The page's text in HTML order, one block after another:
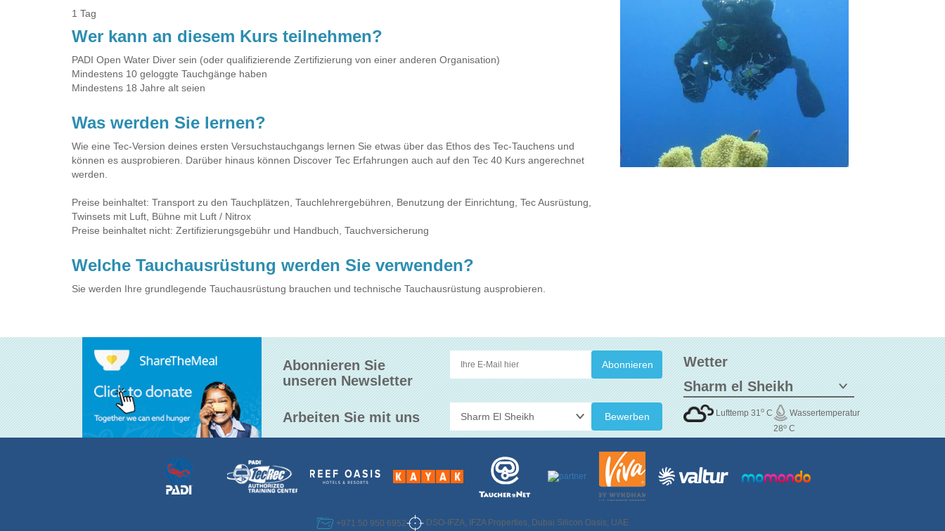
1 Tag
Wer kann an diesem Kurs teilnehmen?
PADI Open Water Diver sein (oder qualifizierende Zertifizierung von einer anderen Organisation)
Mindestens 10 geloggte Tauchgänge haben
Mindestens 18 Jahre alt seien
Was werden Sie lernen?
Wie eine Tec-Version deines ersten Versuchstauchgangs lernen Sie etwas über das Ethos des Tec-Tauchens und
können es ausprobieren. Darüber hinaus können Discover Tec Erfahrungen auch auf den Tec 40 Kurs angerechnet
werden.
Preise beinhaltet: Transport zu den Tauchplätzen, Tauchlehrergebühren, Benutzung der Einrichtung, Tec Ausrüstung,
Twinsets mit Luft, Bühne mit Luft / Nitrox
Preise beinhaltet nicht: Zertifizierungsgebühr und Handbuch, Tauchversicherung
Welche Tauchausrüstung werden Sie verwenden?
Sie werden Ihre grundlegende Tauchausrüstung brauchen und technische Tauchausrüstung ausprobieren.
Abonnieren Sie
unseren Newsletter
Arbeiten Sie mit uns Bewerben
Wetter
Lufttemp 31 oC
Wassertemperatur
28oC
+971 50 950 6952 DSO-IFZA, IFZA Properties, Dubai Silicon Oasis, UAE